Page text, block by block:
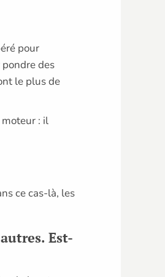
pour
pondre des
le plus de
: il
ce cas-là, les
Est-